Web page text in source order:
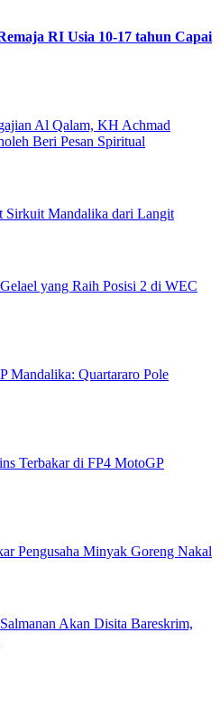
RI Usia 10-17 tahun Capai
Al Qalam, KH Achmad
Beri Pesan Spiritual
Sirkuit Mandalika dari Langit
yang Raih Posisi 2 di WEC
Mandalika: Quartararo Pole
Terbakar di FP4 MotoGP
Pengusaha Minyak Goreng Nakal
Akan Disita Bareskrim,